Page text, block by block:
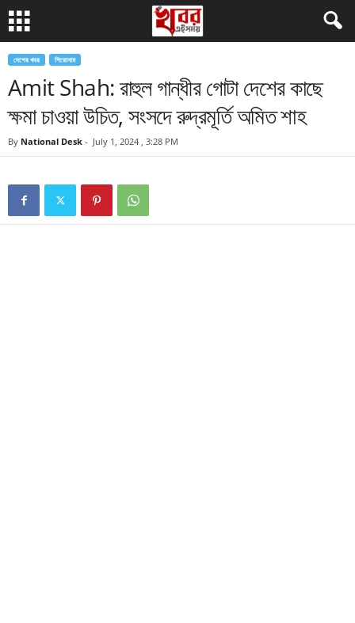
দেশের খবর শিরোনাম
Amit Shah: রাহুল গান্ধীর গোটা দেশের কাছে
ক্ষমা চাওয়া উচিত, সংসদে রুদ্রমূর্তি অমিত শাহ
By National Desk - July 1, 2024 , 3:28 PM